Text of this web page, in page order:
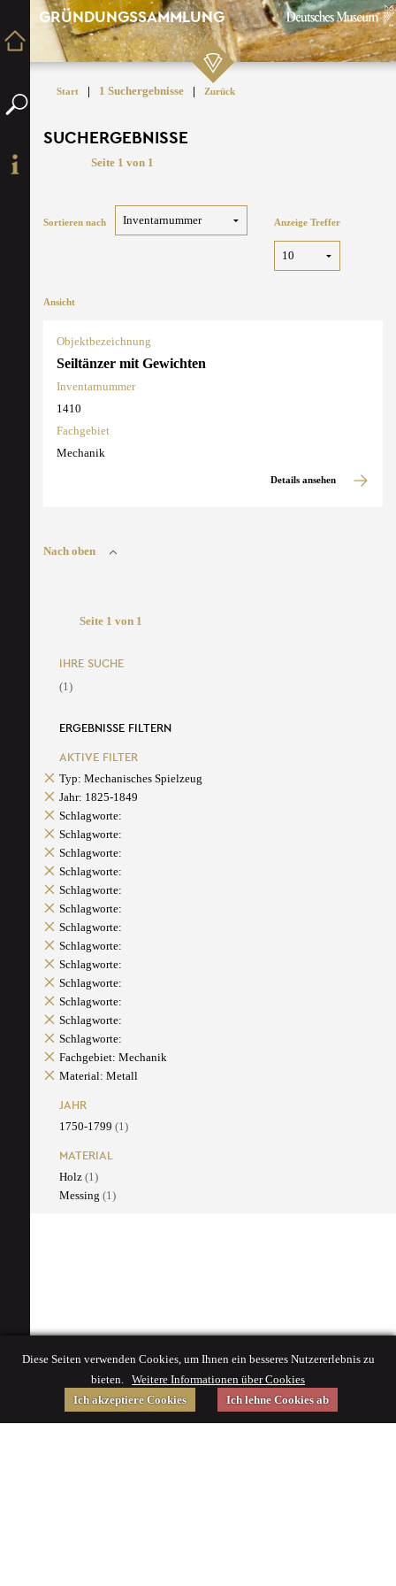
GRÜNDUNGSSAMMLUNG
Start | 1 Suchergebnisse | Zurück
SUCHERGEBNISSE
Seite 1 von 1
Sortieren nach Anzeige Treffer
Ansicht
Objektbezeichnung
Seiltänzer mit Gewichten
Inventarnummer
1410
Fachgebiet
Mechanik
Details ansehen
Nach oben
Seite 1 von 1
IHRE SUCHE
(1)
ERGEBNISSE FILTERN
AKTIVE FILTER
Typ: Mechanisches Spielzeug
Jahr: 1825-1849
Schlagworte:
Schlagworte:
Schlagworte:
Schlagworte:
Schlagworte:
Schlagworte:
Schlagworte:
Schlagworte:
Schlagworte:
Schlagworte:
Schlagworte:
Schlagworte:
Schlagworte:
Fachgebiet: Mechanik
Material: Metall
JAHR
1750-1799 (1)
MATERIAL
Holz (1)
Messing (1)
Diese Seiten verwenden Cookies, um Ihnen ein besseres Nutzererlebnis zu
bieten. Weitere Informationen über Cookies
Ich akzeptiere Cookies
Ich lehne Cookies ab